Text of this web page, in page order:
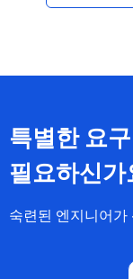
특별한 요
필요하신가
숙련된 엔지니어